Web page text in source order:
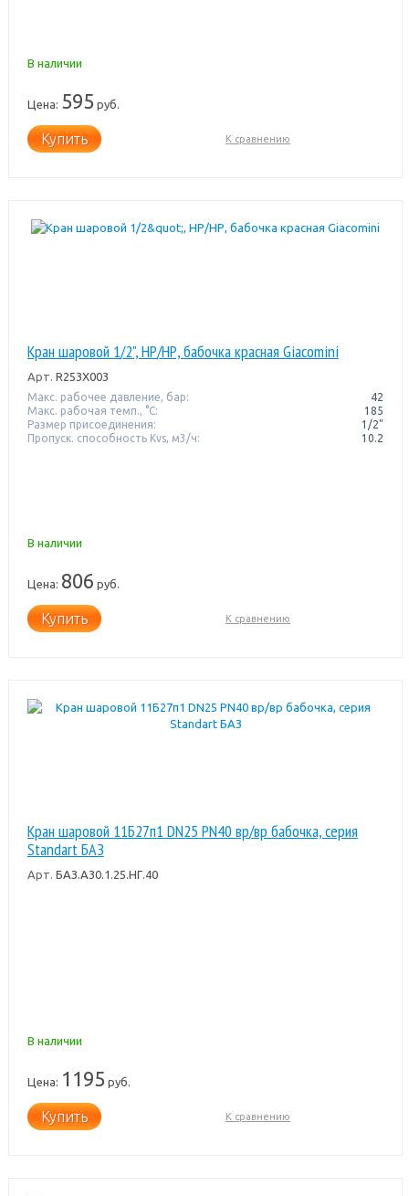
В наличии
Цена: 595 руб.
Купить К сравнению
Кран шаровой 1/2", НР/НР, бабочка красная Giacomini
Арт. R253X003
Макс. рабочее давление, бар:
42
Макс. рабочая темп., °С:
185
Размер присоединения:
1/2"
Пропуск. способность Kvs, м3/ч:
10.2
В наличии
Цена: 806 руб.
Купить К сравнению
Кран шаровой 11Б27п1 DN25 PN40 вр/вр бабочка, серия
Standart БАЗ
Арт. БАЗ.А30.1.25.НГ.40
В наличии
Цена: 1195 руб.
Купить К сравнению